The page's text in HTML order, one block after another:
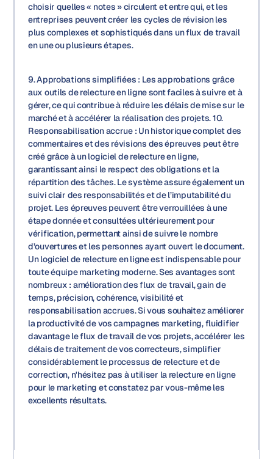
choisir quelles « notes » circulent et entre qui, et les
entreprises peuvent créer les cycles de révision les
plus complexes et sophistiqués dans un flux de travail
en une ou plusieurs étapes.
9. Approbations simplifiées : Les approbations grâce
aux outils de relecture en ligne sont faciles à suivre et à
gérer, ce qui contribue à réduire les délais de mise sur le
marché et à accélérer la réalisation des projets. 10.
Responsabilisation accrue : Un historique complet des
commentaires et des révisions des épreuves peut être
créé grâce à un logiciel de relecture en ligne,
garantissant ainsi le respect des obligations et la
répartition des tâches. Le système assure également un
suivi clair des responsabilités et de l’imputabilité du
projet. Les épreuves peuvent être verrouillées à une
étape donnée et consultées ultérieurement pour
vérification, permettant ainsi de suivre le nombre
d’ouvertures et les personnes ayant ouvert le document.
Un logiciel de relecture en ligne est indispensable pour
toute équipe marketing moderne. Ses avantages sont
nombreux : amélioration des flux de travail, gain de
temps, précision, cohérence, visibilité et
responsabilisation accrues. Si vous souhaitez améliorer
la productivité de vos campagnes marketing, fluidifier
davantage le flux de travail de vos projets, accélérer les
délais de traitement de vos correcteurs, simplifier
considérablement le processus de relecture et de
correction, n'hésitez pas à utiliser la relecture en ligne
pour le marketing et constatez par vous-même les
excellents résultats.